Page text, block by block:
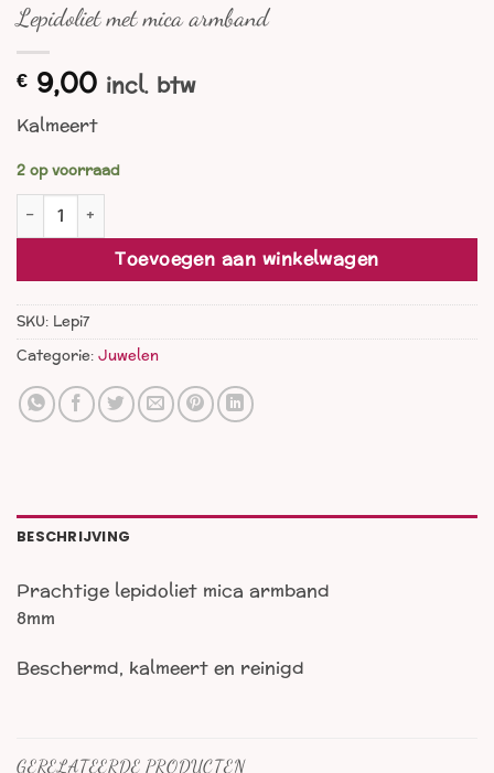
Lepidoliet met mica armband
€ 9,00 incl. btw
Kalmeert
2 op voorraad
Lepidoliet met mica armband aantal
Toevoegen aan winkelwagen
SKU: Lepi7
Categorie:Juwelen
BESCHRIJVING
Prachtige lepidoliet mica armband
8mm
Beschermd, kalmeert en reinigd
GERELATEERDE PRODUCTEN